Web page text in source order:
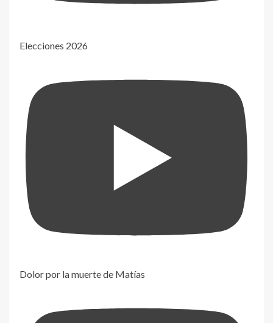
Elecciones 2026
Dolor por la muerte de Matías